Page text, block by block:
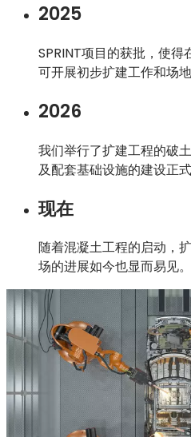
2025
SPRINT项目的获批，使
可开展初步扩建工作和场地
2026
我们举行了扩建工程的破
及配套基础设施的建设正式
现在
随着混凝土工程的启动，
场的进展如今也显而易见。